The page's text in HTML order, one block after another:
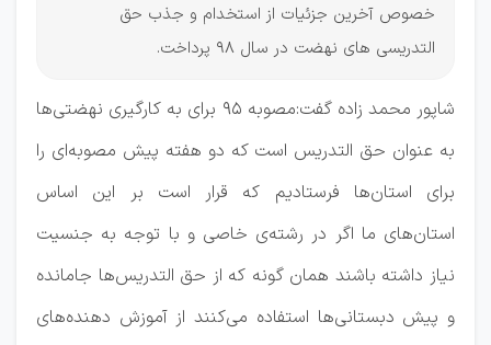
خصوص آخرین جزئیات از استخدام و جذب حق
التدریسی های نهضت در سال 98 پرداخت.
شاپور محمد زاده گفت:مصوبه ۹۵ برای به کارگیری نهضتی‌ها
به عنوان حق التدریس است که دو هفته پیش مصوبه‌ای را
برای استان‌ها فرستادیم که قرار است بر این اساس
استان‌های ما اگر در رشته‌ی خاصی و با توجه به جنسیت
نیاز داشته باشند همان گونه که از حق التدریس‌ها جامانده
و پیش دبستانی‌ها استفاده می‌کنند از آموزش دهنده‌های